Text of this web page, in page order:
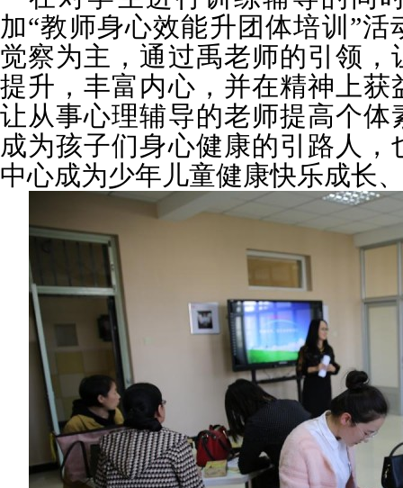
加“教师身心效能升团体培训”
觉察为主，通过禹老师的引领
提升，丰富内心，并在精神上获
让从事心理辅导的老师提高个体
成为孩子们身心健康的引路人
中心成为少年儿童健康快乐成长